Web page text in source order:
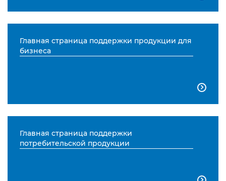
Главная страница поддержки продукции для
бизнеса

Главная страница поддержки
потребительской продукции
